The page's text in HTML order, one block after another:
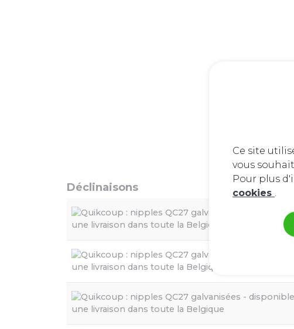
Déclinaisons
Ce site
vous
Pour plus
cookies